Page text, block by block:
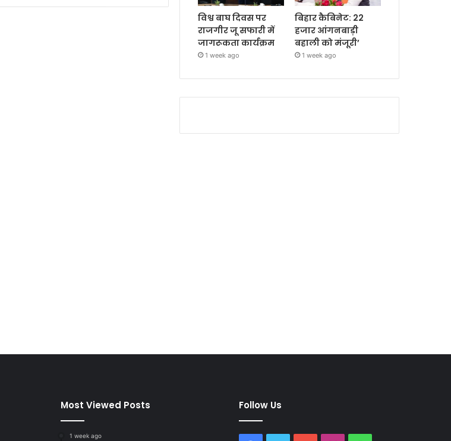
विश्व बाघ दिवस पर
राजगीर जू सफारी में
जागरूकता कार्यक्रम
1 week ago
बिहार कैबिनेट: 22
हजार आंगनबाड़ी
बहाली को मंजूरी’
1 week ago
Most Viewed Posts
1 week ago
Follow Us